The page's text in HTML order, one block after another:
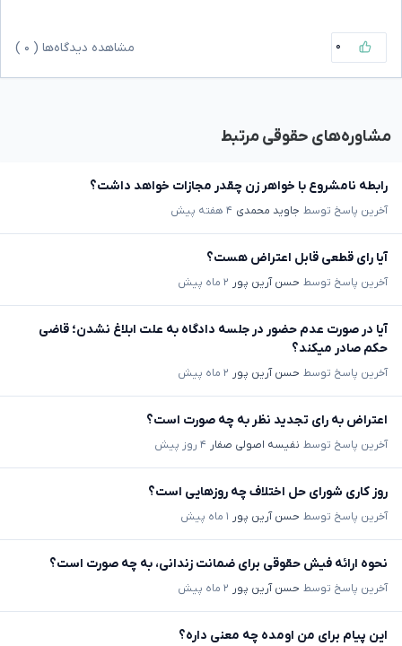
۰ مشاهده دیدگاه‌ها ( ۰
مشاوره‌های حقوقی مرتبط
رابطه نامشروع با خواهر زن چقدر مجازات خواهد داشت؟
آخرین پاسخ توسط جاوید محمدی ۴ هفته پیش
آیا رای قطعی قابل اعتراض هست؟
آخرین پاسخ توسط حسن آرین پور ۲ ماه پیش
آیا در صورت عدم حضور در جلسه دادگاه به علت ابلاغ نشدن؛ قاضی
حکم صادر میکند؟
آخرین پاسخ توسط حسن آرین پور ۲ ماه پیش
اعتراض به رای تجدید نظر به چه صورت است؟
آخرین پاسخ توسط نفیسه اصولی صفار ۴ روز پیش
روز کاری شورای حل اختلاف چه روزهایی است؟
آخرین پاسخ توسط حسن آرین پور ۱ ماه پیش
نحوه ارائه فیش حقوقی برای ضمانت زندانی، به چه صورت است؟
آخرین پاسخ توسط حسن آرین پور ۲ ماه پیش
این پیام برای من اومده چه معنی داره؟